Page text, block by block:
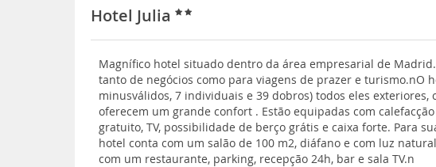
Hotel Julia
Magnífico hotel situado dentro da área empresarial de
tanto de negócios como para viagens de prazer e turismo.nO
minusválidos, 7 individuais e 39 dobros) todos eles exteriores,
oferecem um grande confort . Estão equipadas com
gratuito, TV, possibilidade de berço grátis e caixa forte. Para
hotel conta com um salão de 100 m2, diáfano e com luz
com um restaurante, parking, recepção 24h, bar e sala TV.n